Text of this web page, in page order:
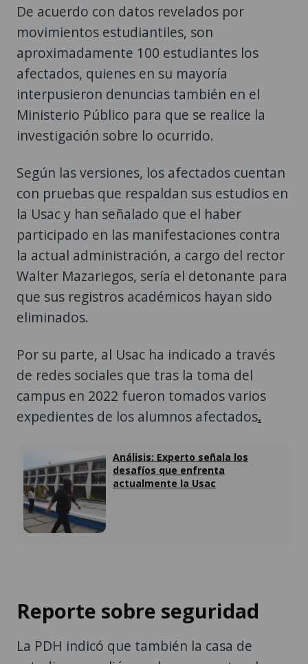
De acuerdo con datos revelados por
movimientos estudiantiles, son
aproximadamente 100 estudiantes los
afectados, quienes en su mayoría
interpusieron denuncias también en el
Ministerio Público para que se realice la
investigación sobre lo ocurrido.
Según las versiones, los afectados cuentan
con pruebas que respaldan sus estudios en
la Usac y han señalado que el haber
participado en las manifestaciones contra
la actual administración, a cargo del rector
Walter Mazariegos, sería el detonante para
que sus registros académicos hayan sido
eliminados.
Por su parte, al Usac ha indicado a través
de redes sociales que tras la toma del
campus en 2022 fueron tomados varios
expedientes de los alumnos afectados.
Análisis: Experto señala los
desafíos que enfrenta
actualmente la Usac
Reporte sobre seguridad
La PDH indicó que también la casa de